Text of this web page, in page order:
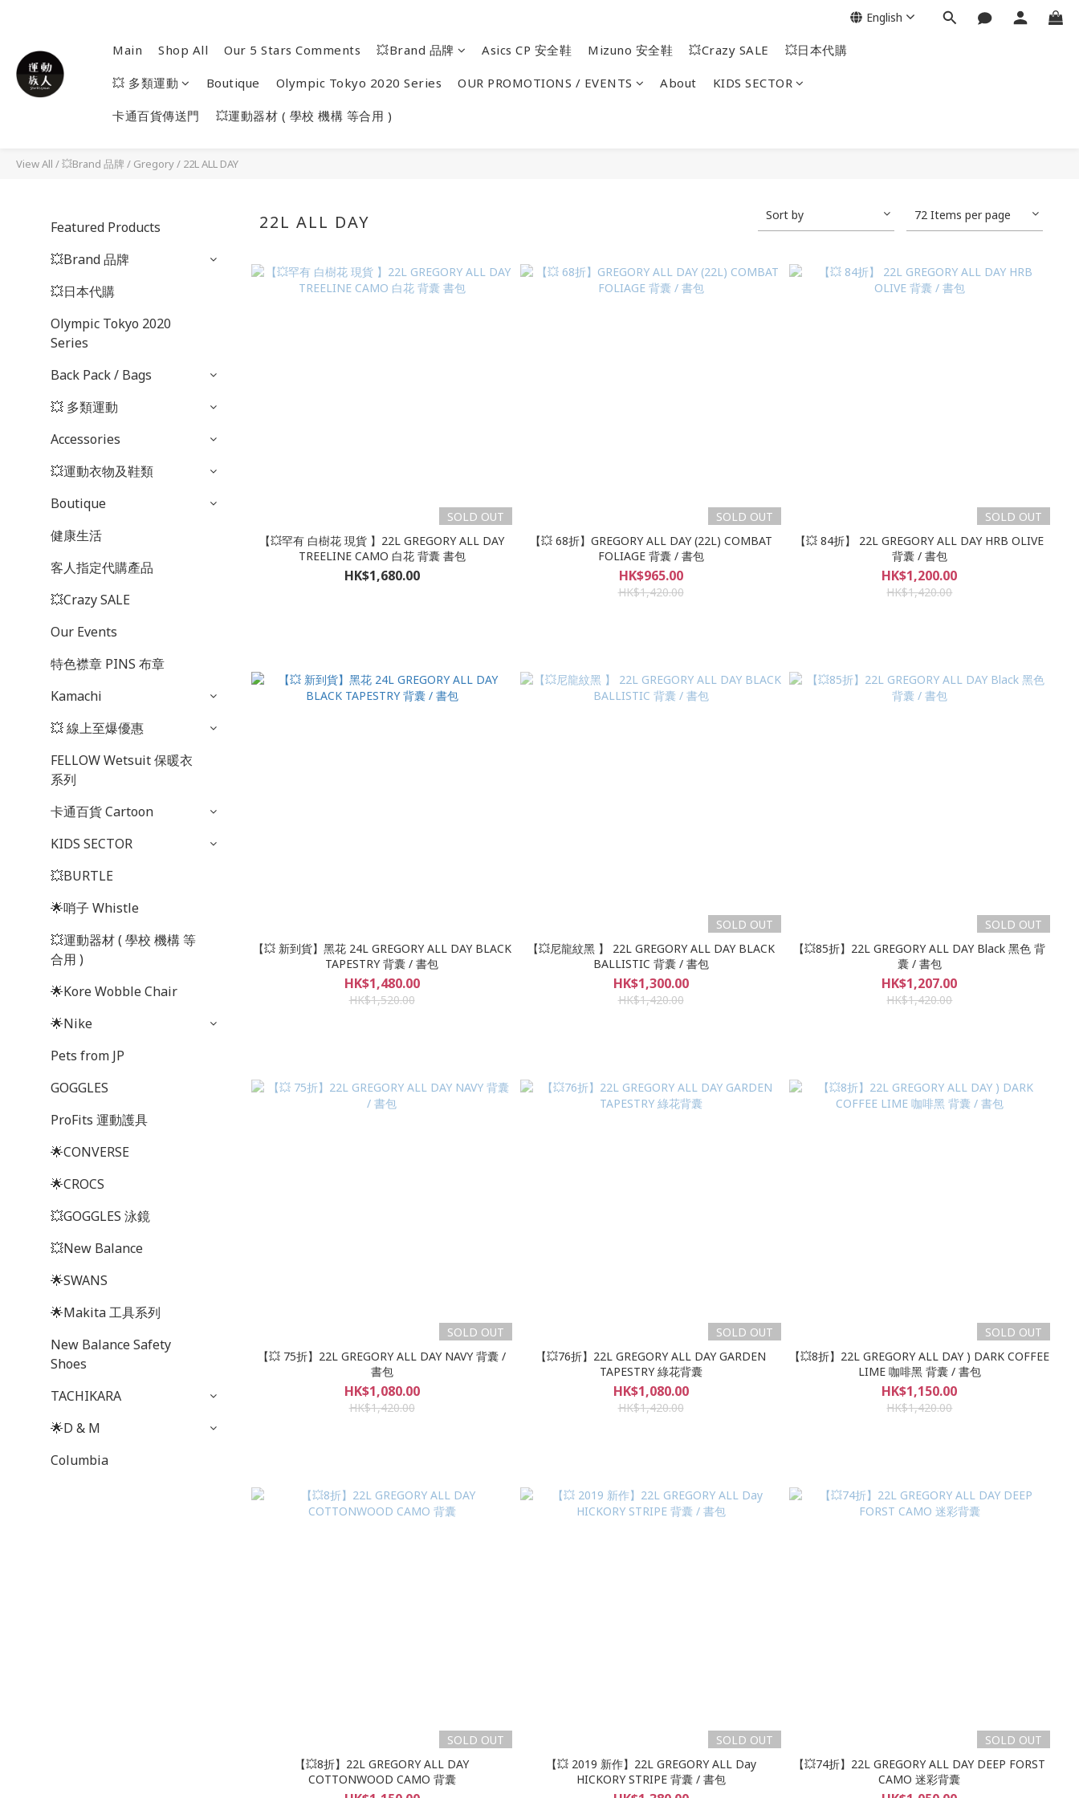
Main Shop All Our 5 Stars Comments 💥Brand 品牌 Asics CP 安全鞋 Mizuno 安全鞋 💥Crazy SALE 💥日本代購
💥 多類運動 Boutique Olympic Tokyo 2020 Series OUR PROMOTIONS / EVENTS About KIDS SECTOR
卡通百貨傳送門 💥運動器材 ( 學校 機構 等合用 )
English
View All /💥Brand 品牌 / Gregory/ 22L ALL DAY
Featured Products
💥Brand 品牌
💥日本代購
Olympic Tokyo 2020
Series
Back Pack / Bags
💥 多類運動
Accessories
💥運動衣物及鞋類
Boutique
健康生活
客人指定代購產品
💥Crazy SALE
Our Events
特色襟章 PINS 布章
Kamachi
💥 線上至爆優惠
FELLOW Wetsuit 保暖衣
系列
卡通百貨 Cartoon
KIDS SECTOR
💥BURTLE
🌟哨子 Whistle
💥運動器材 ( 學校 機構 等
合用 )
🌟Kore Wobble Chair
🌟Nike
Pets from JP
GOGGLES
ProFits 運動護具
🌟CONVERSE
🌟CROCS
💥GOGGLES 泳鏡
💥New Balance
🌟SWANS
🌟Makita 工具系列
New Balance Safety
Shoes
TACHIKARA
🌟D & M
Columbia
22L ALL DAY Sort by 72 Items per page
SOLD OUT
【💥罕有 白樹花 現貨 】22L GREGORY ALL DAY
TREELINE CAMO 白花 背囊 書包
HK$1,680.00
SOLD OUT
【💥 68折】GREGORY ALL DAY (22L) COMBAT
FOLIAGE 背囊 / 書包
HK$965.00
HK$1,420.00
SOLD OUT
【💥 84折】 22L GREGORY ALL DAY HRB OLIVE
背囊 / 書包
HK$1,200.00
HK$1,420.00
【💥 新到貨】黑花 24L GREGORY ALL DAY BLACK
TAPESTRY 背囊 / 書包
HK$1,480.00
HK$1,520.00
SOLD OUT
【💥尼龍紋黑 】 22L GREGORY ALL DAY BLACK
BALLISTIC 背囊 / 書包
HK$1,300.00
HK$1,420.00
SOLD OUT
【💥85折】22L GREGORY ALL DAY Black 黑色 背
囊 / 書包
HK$1,207.00
HK$1,420.00
SOLD OUT
【💥 75折】22L GREGORY ALL DAY NAVY 背囊 /
書包
HK$1,080.00
HK$1,420.00
SOLD OUT
【💥76折】22L GREGORY ALL DAY GARDEN
TAPESTRY 綠花背囊
HK$1,080.00
HK$1,420.00
SOLD OUT
【💥8折】22L GREGORY ALL DAY ) DARK COFFEE
LIME 咖啡黑 背囊 / 書包
HK$1,150.00
HK$1,420.00
SOLD OUT
【💥8折】22L GREGORY ALL DAY
COTTONWOOD CAMO 背囊
SOLD OUT
【💥 2019 新作】22L GREGORY ALL Day
HICKORY STRIPE 背囊 / 書包
SOLD OUT
【💥74折】22L GREGORY ALL DAY DEEP FORST
CAMO 迷彩背囊